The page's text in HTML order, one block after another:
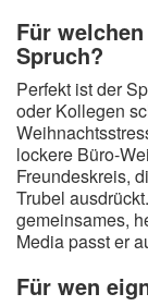
Für
Spruch?
Perfekt ist der
oder Kollegen
lockere Büro-
Freundeskreis,
Trubel
gemeinsames,
Media passt er
Für wen